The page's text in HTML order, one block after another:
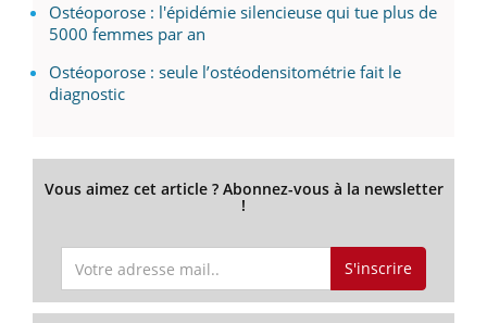
Ostéoporose : l'épidémie silencieuse qui tue plus de
5000 femmes par an
Ostéoporose : seule l’ostéodensitométrie fait le
diagnostic
Vous aimez cet article ? Abonnez-vous à la newsletter
!
S'inscrire